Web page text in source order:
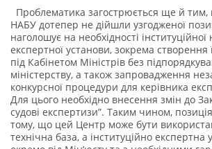
Проблематика загострюється ще й тим,
НАБУ дотепер не дійшли узгодженої
наголошує на необхідності інституційної
експертної установи, зокрема створення
під Кабінетом Міністрів без
міністерству, а також запровадження
конкурсної процедури для керівника
Для цього необхідно внесення змін до
судові експертизи”. Таким чином,
тому, що цей Центр може бути
технічна база, а інституційно експертна